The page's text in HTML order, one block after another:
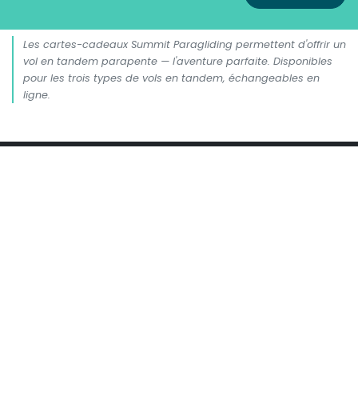
Les cartes-cadeaux Summit Paragliding permettent d'offrir un
vol en tandem parapente — l'aventure parfaite. Disponibles
pour les trois types de vols en tandem, échangeables en
ligne.